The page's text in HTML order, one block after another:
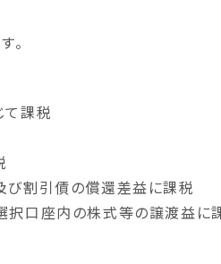
。
て課税
び割引債の償還差益に課税
択口座内の株式等の譲渡益に